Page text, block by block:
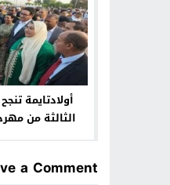
أولادتايمة
الثالثة من
a Comment